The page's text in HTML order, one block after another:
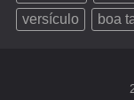
versículo
boa